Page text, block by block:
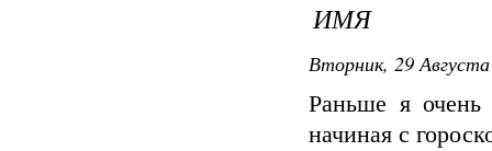
ИМЯ
Вторник, 29
Раньше я очень
начиная с